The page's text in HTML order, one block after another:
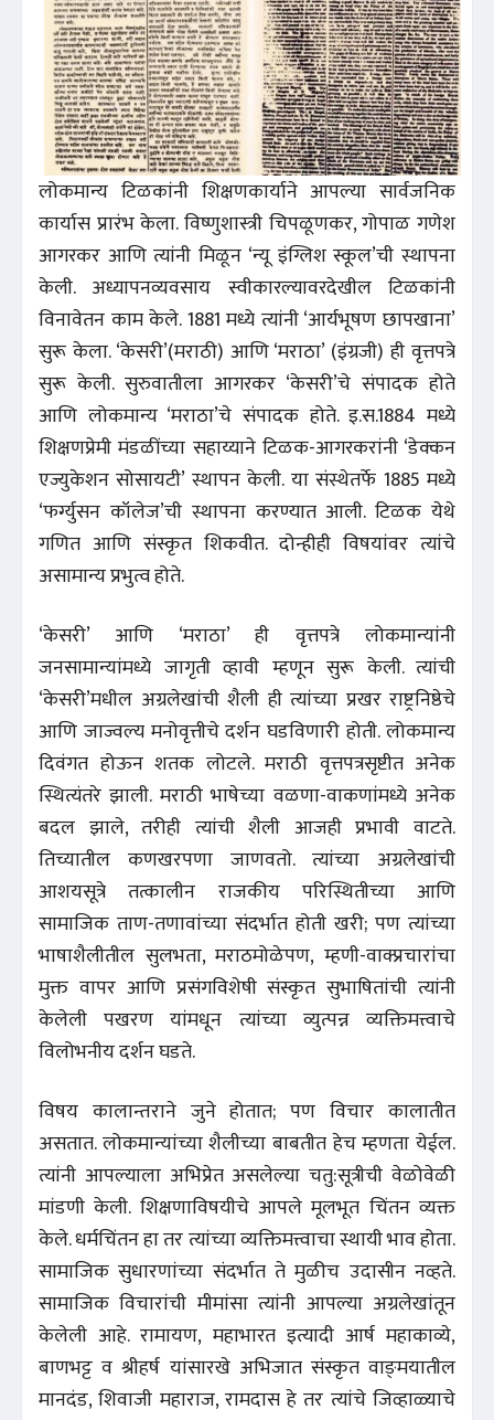
लोकमान्य टिळकांनी शिक्षणकार्याने आपल्या सार्वजनिक
कार्यास प्रारंभ केला. विष्णुशास्त्री चिपळूणकर, गोपाळ गणेश
आगरकर आणि त्यांनी मिळून ‘न्यू इंग्लिश स्कूल’ची स्थापना
केली. अध्यापनव्यवसाय स्वीकारल्यावरदेखील टिळकांनी
विनावेतन काम केले. 1881 मध्ये त्यांनी ‘आर्यभूषण छापखाना’
सुरू केला. ‘केसरी’(मराठी) आणि ‘मराठा’ (इंग्रजी) ही वृत्तपत्रे
सुरू केली. सुरुवातीला आगरकर ‘केसरी’चे संपादक होते
आणि लोकमान्य ‘मराठा’चे संपादक होते. इ.स.1884 मध्ये
शिक्षणप्रेमी मंडळींच्या सहाय्याने टिळक-आगरकरांनी ‘डेक्कन
एज्युकेशन सोसायटी’ स्थापन केली. या संस्थेतर्फे 1885 मध्ये
‘फर्ग्युसन कॉलेज’ची स्थापना करण्यात आली. टिळक येथे
गणित आणि संस्कृत शिकवीत. दोन्हीही विषयांवर त्यांचे
असामान्य प्रभुत्व होते.
‘केसरी’ आणि ‘मराठा’ ही वृत्तपत्रे लोकमान्यांनी
जनसामान्यांमध्ये जागृती व्हावी म्हणून सुरू केली. त्यांची
‘केसरी’मधील अग्रलेखांची शैली ही त्यांच्या प्रखर राष्ट्रनिष्ठेचे
आणि जाज्वल्य मनोवृत्तीचे दर्शन घडविणारी होती. लोकमान्य
दिवंगत होऊन शतक लोटले. मराठी वृत्तपत्रसृष्टीत अनेक
स्थित्यंतरे झाली. मराठी भाषेच्या वळणा-वाकणांमध्ये अनेक
बदल झाले, तरीही त्यांची शैली आजही प्रभावी वाटते.
तिच्यातील कणखरपणा जाणवतो. त्यांच्या अग्रलेखांची
आशयसूत्रे तत्कालीन राजकीय परिस्थितीच्या आणि
सामाजिक ताण-तणावांच्या संदर्भात होती खरी; पण त्यांच्या
भाषाशैलीतील सुलभता, मराठमोळेपण, म्हणी-वाक्प्रचारांचा
मुक्त वापर आणि प्रसंगविशेषी संस्कृत सुभाषितांची त्यांनी
केलेली पखरण यांमधून त्यांच्या व्युत्पन्न व्यक्तिमत्त्वाचे
विलोभनीय दर्शन घडते.
विषय कालान्तराने जुने होतात; पण विचार कालातीत
असतात. लोकमान्यांच्या शैलीच्या बाबतीत हेच म्हणता येईल.
त्यांनी आपल्याला अभिप्रेत असलेल्या चतु:सूत्रीची वेळोवेळी
मांडणी केली. शिक्षणाविषयीचे आपले मूलभूत चिंतन व्यक्त
केले. धर्मचिंतन हा तर त्यांच्या व्यक्तिमत्त्वाचा स्थायी भाव होता.
सामाजिक सुधारणांच्या संदर्भात ते मुळीच उदासीन नव्हते.
सामाजिक विचारांची मीमांसा त्यांनी आपल्या अग्रलेखांतून
केलेली आहे. रामायण, महाभारत इत्यादी आर्ष महाकाव्ये,
बाणभट्ट व श्रीहर्ष यांसारखे अभिजात संस्कृत वाङ्‌मयातील
मानदंड, शिवाजी महाराज, रामदास हे तर त्यांचे जिव्हाळ्याचे